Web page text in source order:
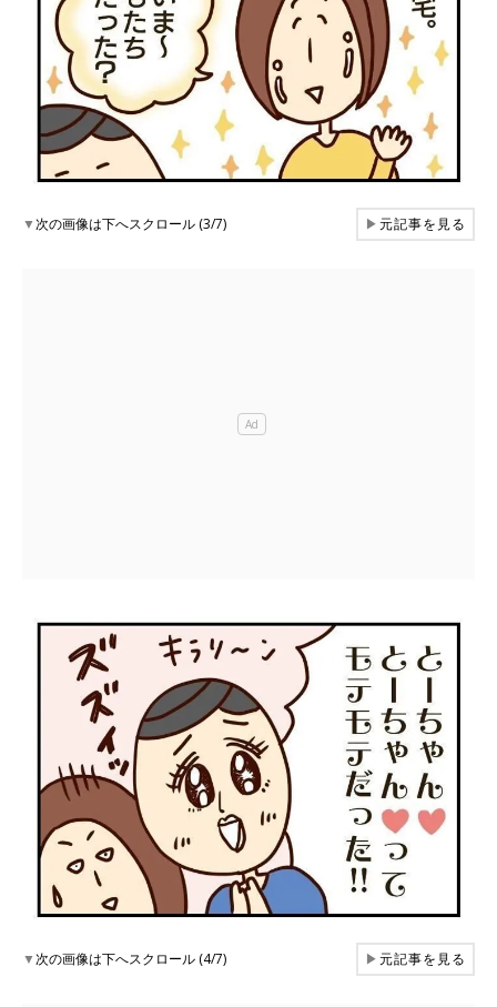
▼次の画像は下へスクロール (3/7) ▶元記事を見る
▼次の画像は下へスクロール (4/7) ▶元記事を見る